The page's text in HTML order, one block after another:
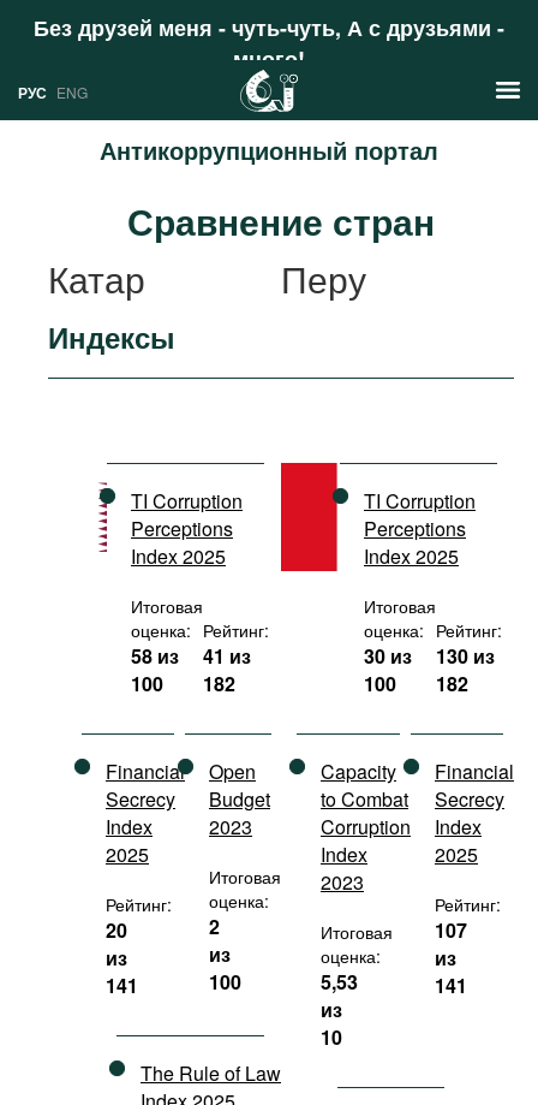
Без друзей меня - чуть-чуть, А с друзьями -
много!
Поддержать
РУС ENG
Антикоррупционный портал
Аналитика
Профили
Стран
Ресурсы
Документы международных
организаций
Фильмы
Подкасты
Книжная полка
Сравнение стран
Катар
Перу
Индексы
TI Corruption
Perceptions
Index 2025
Итоговая
оценка:
58 из
100
Рейтинг:
41 из
182
Financial
Secrecy
Index
2025
Рейтинг:
20
из
141
Open
Budget
2023
Итоговая
оценка:
2
из
100
The Rule of Law
TI Corruption
Perceptions
Index 2025
Итоговая
оценка:
30 из
100
Рейтинг:
130 из
182
Capacity
to Combat
Corruption
Index
2023
Итоговая
оценка:
5,53
из
10
Financial
Secrecy
Index
2025
Рейтинг:
107
из
141